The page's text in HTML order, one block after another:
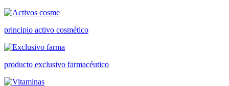
principio activo cosmético
producto exclusivo farmacéutico